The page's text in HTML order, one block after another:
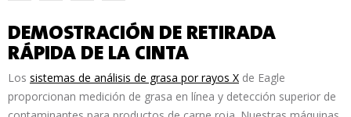
DEMOSTRACIÓN DE RETIRADA
RÁPIDA DE LA CINTA
Los sistemas de análisis de grasa por rayos X de Eagle
proporcionan medición de grasa en línea y detección superior de